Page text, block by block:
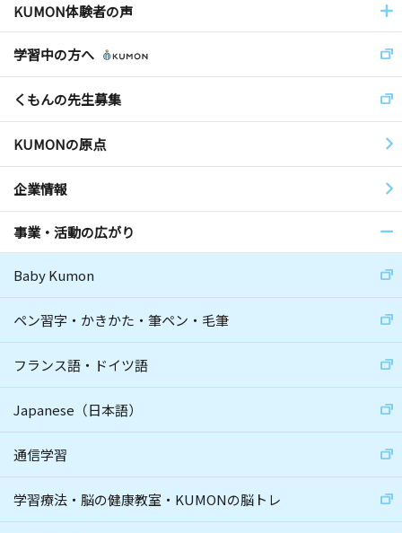
KUMON体験者の声
学習中の方へ
くもんの先生募集
KUMONの原点
企業情報
事業・活動の広がり
Baby Kumon
ペン習字・かきかた・筆ペン・毛筆
フランス語・ドイツ語
Japanese（日本語）
通信学習
学習療法・脳の健康教室・KUMONの脳トレ